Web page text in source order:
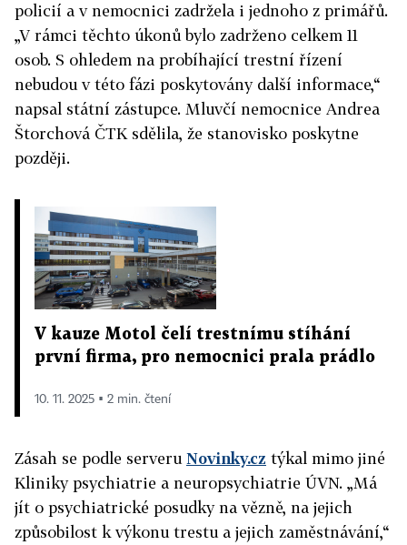
policií a v nemocnici zadržela i jednoho z primářů.
„V rámci těchto úkonů bylo zadrženo celkem 11
osob. S ohledem na probíhající trestní řízení
nebudou v této fázi poskytovány další informace,“
napsal státní zástupce. Mluvčí nemocnice Andrea
Štorchová ČTK sdělila, že stanovisko poskytne
později.
V kauze Motol čelí trestnímu stíhání
první firma, pro nemocnici prala prádlo
10. 11. 2025 ▪ 2 min. čtení
Zásah se podle serveru Novinky.cz týkal mimo jiné
Kliniky psychiatrie a neuropsychiatrie ÚVN. „Má
jít o psychiatrické posudky na vězně, na jejich
způsobilost k výkonu trestu a jejich zaměstnávání,“